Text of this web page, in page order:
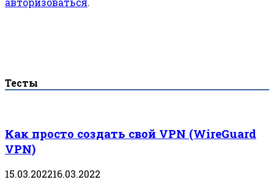
Тесты
Как просто создать свой VPN (WireGuard
VPN)
15.03.202216.03.2022